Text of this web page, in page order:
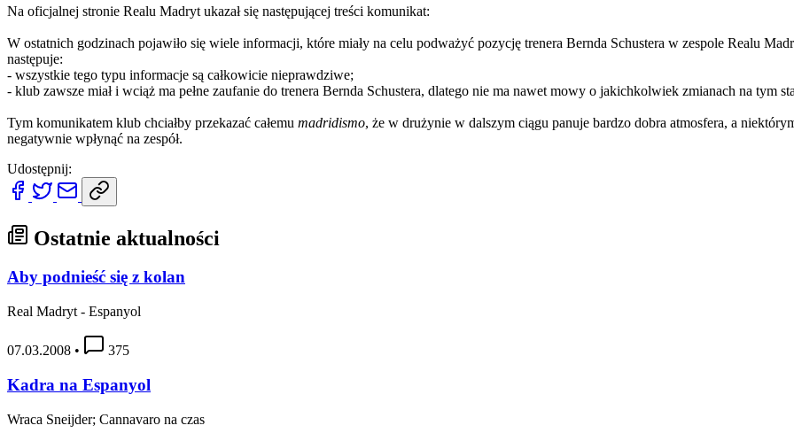
Na oficjalnej stronie Realu Madryt ukazał się następującej treści komunikat:
W ostatnich godzinach pojawiło się wiele informacji, które miały na celu podważyć pozycję trenera Bernda Schustera w zespole Realu
następuje:
- wszystkie tego typu informacje są całkowicie nieprawdziwe;
- klub zawsze miał i wciąż ma pełne zaufanie do trenera Bernda Schustera, dlatego nie ma nawet mowy o jakichkolwiek zmianach na tym
Tym komunikatem klub chciałby przekazać całemu madridismo, że w drużynie w dalszym ciągu panuje bardzo dobra atmosfera, a
negatywnie wpłynąć na zespół.
Udostępnij:
Ostatnie aktualności
Aby podnieść się z kolan
Real Madryt - Espanyol
07.03.2008 • 375
Kadra na Espanyol
Wraca Sneijder; Cannavaro na czas